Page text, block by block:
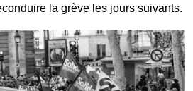
la grève les jours suivants.